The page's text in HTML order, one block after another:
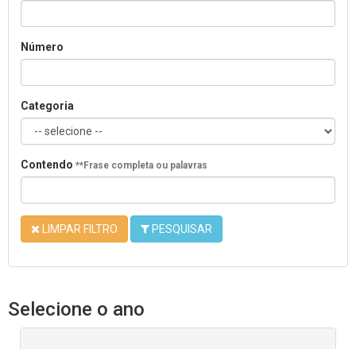
Número
Categoria
Contendo **Frase completa ou palavras
LIMPAR FILTRO PESQUISAR
Selecione o ano